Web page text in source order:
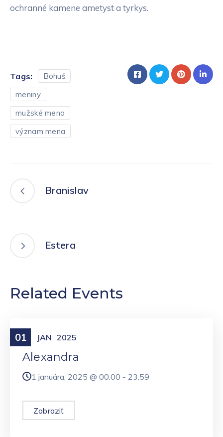
ochranné kamene ametyst a tyrkys.
Tags:
Bohuš
meniny
mužské meno
význam mena
Branislav
Estera
Related Events
01 JAN 2025
Meniny
Alexandra
1 januára, 2025 @ 00:00 - 23:59
Zobraziť